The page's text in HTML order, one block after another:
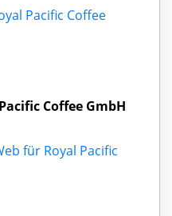
Pacific Coffee
Coffee GmbH
für Royal Pacific